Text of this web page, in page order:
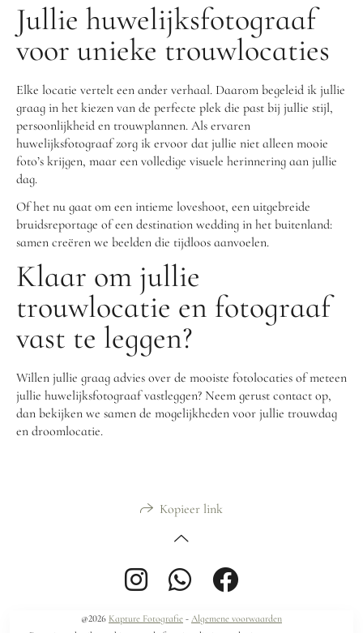
Jullie huwelijksfotograaf
voor unieke trouwlocaties
Elke locatie vertelt een ander verhaal. Daarom begeleid ik jullie
graag in het kiezen van de perfecte plek die past bij jullie stijl,
persoonlijkheid en trouwplannen. Als ervaren
huwelijksfotograaf zorg ik ervoor dat jullie niet alleen mooie
foto’s krijgen, maar een volledige visuele herinnering aan jullie
dag.
Of het nu gaat om een intieme loveshoot, een uitgebreide
bruidsreportage of een destination wedding in het buitenland:
samen creëren we beelden die tijdloos aanvoelen.
Klaar om jullie
trouwlocatie en fotograaf
vast te leggen?
Willen jullie graag advies over de mooiste fotolocaties of meteen
jullie huwelijksfotograaf vastleggen? Neem gerust contact op,
dan bekijken we samen de mogelijkheden voor jullie trouwdag
en droomlocatie.
Kopieer link
@2026 Kapture Fotografie - Algemene voorwaarden